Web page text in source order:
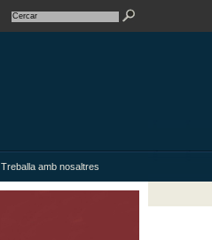
Treballa amb nosaltres